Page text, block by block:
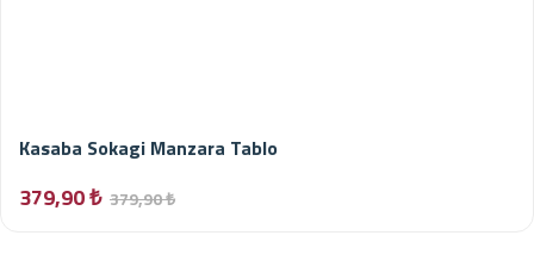
Kasaba Sokagi Manzara Tablo
379,90 ₺ 379,90 ₺